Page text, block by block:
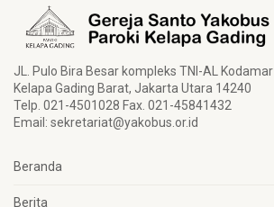
JL. Pulo Bira Besar kompleks TNI-AL Kodamar
Kelapa Gading Barat, Jakarta Utara 14240
Telp. 021-4501028 Fax. 021-45841432
Email: sekretariat@yakobus.or.id
Beranda
Berita